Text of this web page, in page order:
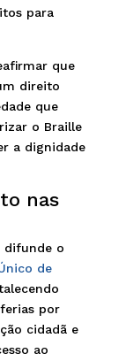
para
que
direito
que
o Braille
a dignidade
nas
o
de
por
cidadã e
ao